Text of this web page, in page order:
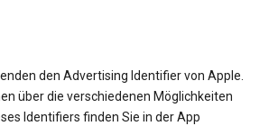
den Advertising Identifier von Apple.
über die verschiedenen Möglichkeiten
Identifiers finden Sie in der App